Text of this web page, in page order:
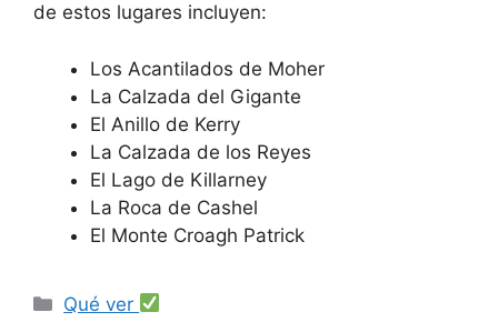
de estos lugares incluyen:
Los Acantilados de Moher
La Calzada del Gigante
El Anillo de Kerry
La Calzada de los Reyes
El Lago de Killarney
La Roca de Cashel
El Monte Croagh Patrick
Categorías
Qué ver